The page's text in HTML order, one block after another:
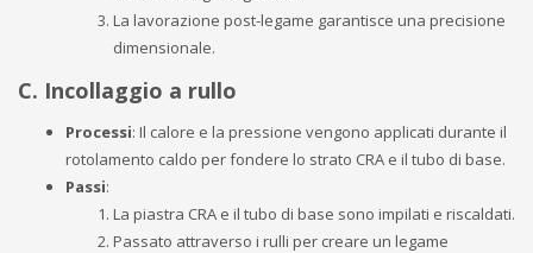
La lavorazione post-legame garantisce una precisione
dimensionale.
C. Incollaggio a rullo
Processi: Il calore e la pressione vengono applicati durante il
rotolamento caldo per fondere lo strato CRA e il tubo di base.
Passi:
La piastra CRA e il tubo di base sono impilati e riscaldati.
Passato attraverso i rulli per creare un legame